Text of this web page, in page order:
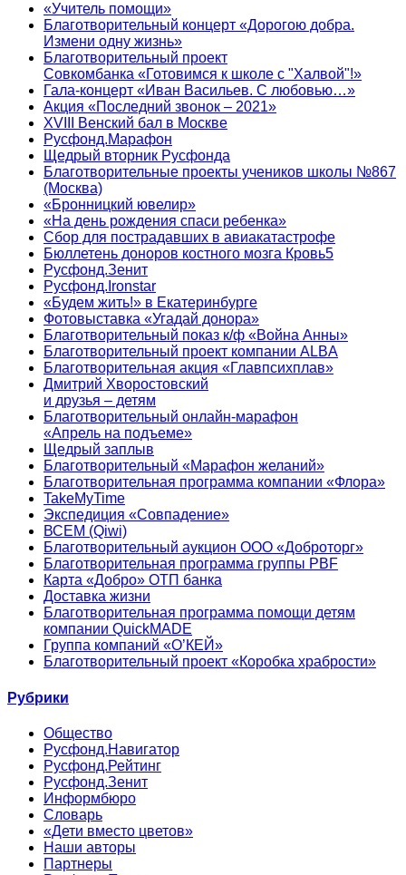
«Учитель помощи»
Благотворительный концерт «Дорогою добра.
Измени одну жизнь»
Благотворительный проект
Совкомбанка «Готовимся к школе с "Халвой"!»
Гала-концерт «Иван Васильев. С любовью…»
Акция «Последний звонок – 2021»
XVIII Венский бал в Москве
Русфонд.Марафон
Щедрый вторник Русфонда
Благотворительные проекты учеников школы №867
(Москва)
«Бронницкий ювелир»
«На день рождения спаси ребенка»
Сбор для пострадавших в авиакатастрофе
Бюллетень доноров костного мозга Кровь5
Русфонд.Зенит
Русфонд.Ironstar
«Будем жить!» в Екатеринбурге
Фотовыставка «Угадай донора»
Благотворительный показ к/ф «Война Анны»
Благотворительный проект компании ALBA
Благотворительная акция «Главпсихплав»
Дмитрий Хворостовский
и друзья – детям
Благотворительный онлайн‑марафон
«Апрель на подъеме»
Щедрый заплыв
Благотворительный «Марафон желаний»
Благотворительная программа компании «Флора»
TakeMyTime
Экспедиция «Совпадение»
ВСЕМ (Qiwi)
Благотворительный аукцион ООО «Доброторг»
Благотворительная программа группы PBF
Карта «Добро» ОТП банка
Доставка жизни
Благотворительная программа помощи детям
компании QuickMADE
Группа компаний «О’КЕЙ»
Благотворительный проект «Коробка храбрости»
Рубрики
Общество
Русфонд.Навигатор
Русфонд.Рейтинг
Русфонд.Зенит
Информбюро
Словарь
«Дети вместо цветов»
Наши авторы
Партнеры